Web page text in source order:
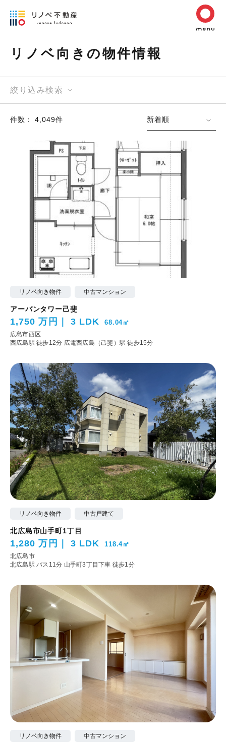
リノベ向きの物件情報
絞り込み検索
件数： 4,049件 新着順
リノベ向き物件 中古マンション
アーバンタワー己斐
1,750 万円 3 LDK 68.04㎡
広島市西区
西広島駅 徒歩12分 広電西広島（己斐）駅 徒歩15分
リノベ向き物件 中古戸建て
北広島市山手町1丁目
1,280 万円 3 LDK 118.4㎡
北広島市
北広島駅 バス11分 山手町3丁目下車 徒歩1分
リノベ向き物件 中古マンション